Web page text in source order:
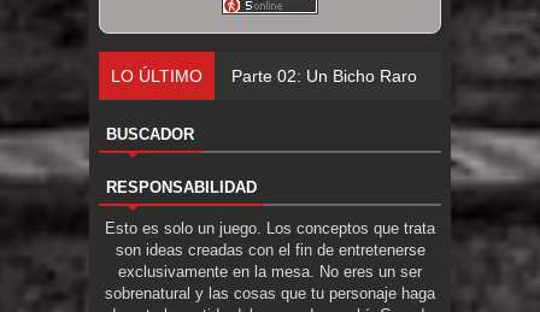
LO ÚLTIMO Parte 02: Un Bicho Raro
BUSCADOR
RESPONSABILIDAD
Esto es solo un juego. Los conceptos que trata
son ideas creadas con el fin de entretenerse
exclusivamente en la mesa. No eres un ser
sobrenatural y las cosas que tu personaje haga